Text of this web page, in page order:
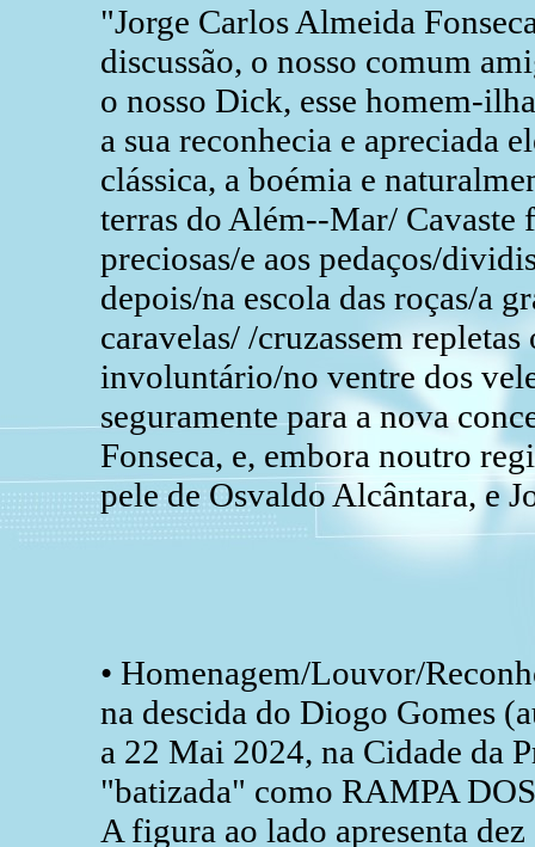
"Jorge Carlos Almeida
discussão, o nosso comum
o nosso Dick, esse homem-
a sua reconhecia e apreciada
clássica, a boémia e
terras do Além--Mar/ Cavaste
preciosas/e aos pedaços/
depois/na escola das roças/a
caravelas/ /cruzassem
involuntário/no ventre dos
seguramente para a nova
Fonseca, e, embora noutro
pele de Osvaldo Alcântara, e
• Homenagem/Louvor/
na descida do Diogo Gomes
a 22 Mai 2024, na Cidade da
"batizada" como RAMPA
A figura ao lado apresenta